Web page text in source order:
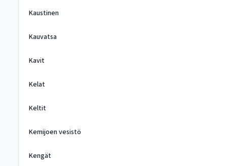
Kaustinen
Kauvatsa
Kavit
Kelat
Keltit
Kemijoen vesistö
Kengät